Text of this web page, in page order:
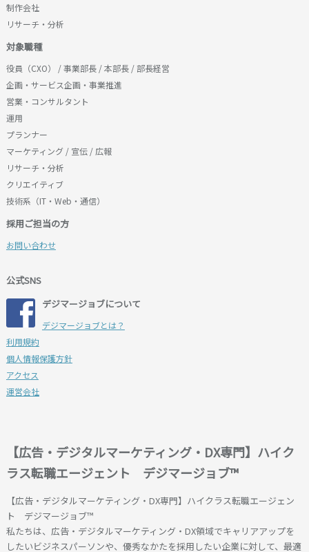
制作会社
リサーチ・分析
対象職種
役員（CXO） / 事業部長 / 本部長 / 部長経営
企画・サービス企画・事業推進
営業・コンサルタント
運用
プランナー
マーケティング / 宣伝 / 広報
リサーチ・分析
クリエイティブ
技術系（IT・Web・通信）
採用ご担当の方
お問い合わせ
公式SNS
デジマージョブについて
デジマージョブとは？
利用規約
個人情報保護方針
アクセス
運営会社
【広告・デジタルマーケティング・DX専門】ハイク
ラス転職エージェント デジマージョブ™
【広告・デジタルマーケティング・DX専門】ハイクラス転職エージェン
ト デジマージョブ™
私たちは、広告・デジタルマーケティング・DX領域でキャリアアップを
したいビジネスパーソンや、優秀なかたを採用したい企業に対して、最適